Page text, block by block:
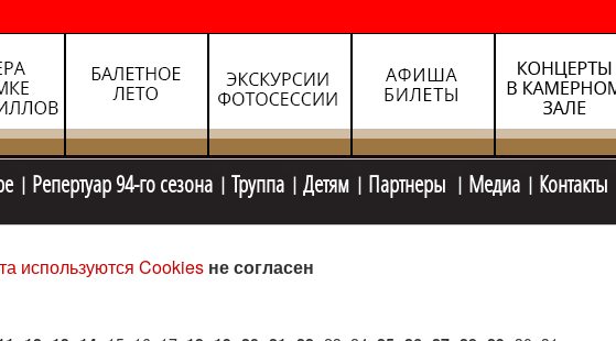
Репертуар 94-го сезона Труппа Детям Партнеры Медиа Контакты
используются Cookies не согласен